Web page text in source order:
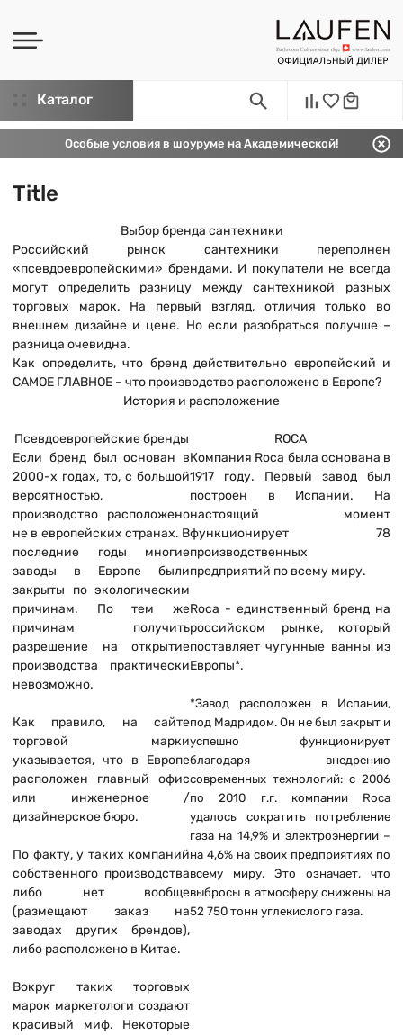
Каталог
Особые условия в шоуруме на Академической!
Title
Выбор бренда сантехники
Российский рынок сантехники переполнен
«псевдоевропейскими» брендами. И покупатели не всегда
могут определить разницу между сантехникой разных
торговых марок. На первый взгляд, отличия только во
внешнем дизайне и цене. Но если разобраться получше –
разница очевидна.
Как определить, что бренд действительно европейский и
САМОЕ ГЛАВНОЕ – что производство расположено в Европе?
История и расположение
Псевдоевропейские бренды
ROCA
Если бренд был основан в
2000-х годах, то, с большой
вероятностью,
производство расположено
не в европейских странах. В
последние годы многие
заводы в Европе были
закрыты по экологическим
причинам. По тем же
причинам получить
разрешение на открытие
производства практически
невозможно.
Как правило, на сайте
торговой марки
указывается, что в Европе
расположен главный офис
или инженерное /
дизайнерское бюро.
По факту, у таких компаний
собственного производства
либо нет вообще
(размещают заказ на
заводах других брендов),
либо расположено в Китае.
Вокруг таких торговых
марок маркетологи создают
красивый миф. Некоторые
Компания Roca была основана в
1917 году. Первый завод был
построен в Испании. На
настоящий момент
функционирует 78
производственных
предприятий по всему миру.
Roca - единственный бренд на
российском рынке, который
поставляет чугунные ванны из
Европы*.
*Завод расположен в Испании,
под Мадридом. Он не был закрыт и
успешно функционирует
благодаря внедрению
современных технологий: с 2006
по 2010 г.г. компании Roca
удалось сократить потребление
газа на 14,9% и электроэнергии –
на 4,6% на своих предприятиях по
всему миру. Это означает, что
выбросы в атмосферу снижены на
52 750 тонн углекислого газа.